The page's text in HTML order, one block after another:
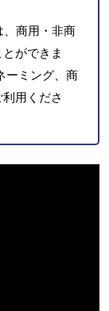
、商用・非商
ができま
ーミング、商
用くださ